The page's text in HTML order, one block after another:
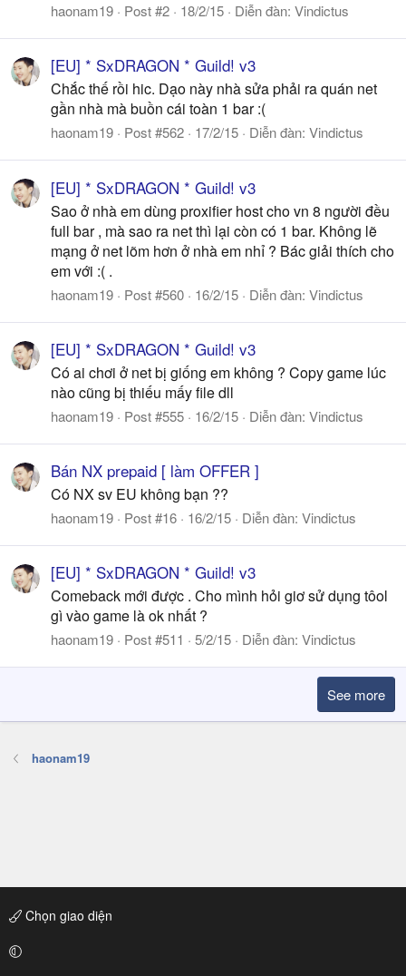
haonam19 Post #2 18/2/15 Diễn đàn: Vindictus
[EU] * SxDRAGON * Guild! v3
Chắc thế rồi hic. Dạo này nhà sửa phải ra quán net
gần nhà mà buồn cái toàn 1 bar :(
haonam19 Post #562 17/2/15 Diễn đàn: Vindictus
[EU] * SxDRAGON * Guild! v3
Sao ở nhà em dùng proxifier host cho vn 8 người đều
full bar , mà sao ra net thì lại còn có 1 bar. Không lẽ
mạng ở net lõm hơn ở nhà em nhỉ ? Bác giải thích cho
em với :( .
haonam19 Post #560 16/2/15 Diễn đàn: Vindictus
[EU] * SxDRAGON * Guild! v3
Có ai chơi ở net bị giống em không ? Copy game lúc
nào cũng bị thiếu mấy file dll
haonam19 Post #555 16/2/15 Diễn đàn: Vindictus
Bán NX prepaid [ làm OFFER ]
Có NX sv EU không bạn ??
haonam19 Post #16 16/2/15 Diễn đàn: Vindictus
[EU] * SxDRAGON * Guild! v3
Comeback mới được . Cho mình hỏi giơ sử dụng tôol
gì vào game là ok nhất ?
haonam19 Post #511 5/2/15 Diễn đàn: Vindictus
See more
haonam19
Chọn giao diện